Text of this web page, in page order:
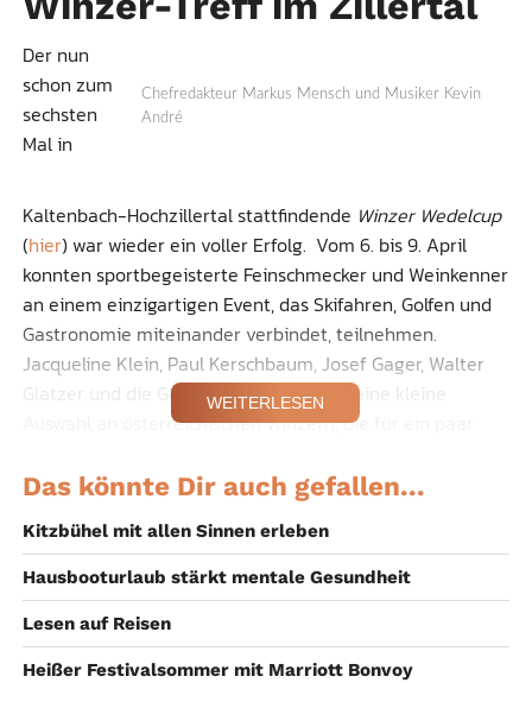
Chefredakteur Markus Mensch und Musiker Kevin
André
Der nun
schon zum
sechsten
Mal in
Kaltenbach-Hochzillertal stattfindende Winzer Wedelcup
(hier) war wieder ein voller Erfolg. Vom 6. bis 9. April
konnten sportbegeisterte Feinschmecker und Weinkenner
an einem einzigartigen Event, das Skifahren, Golfen und
Gastronomie miteinander verbindet, teilnehmen.
Jacqueline Klein, Paul Kerschbaum, Josef Gager, Walter
Glatzer und die Gebrüder Polz sind nur eine kleine
Auswahl an österreichischen Winzern, die für ein paar
Golfschläger eingetauscht haben.
Die Genuss-Galades Winzer
Wedelcup 2017 in der
Sportresidenz Zillertal
Die von derSchultz Gruppeorganisierte Veranstaltung
wurde am Donnerstag mit derGenuss-Galain der
WEITERLESEN
Das könnte Dir auch gefallen...
Kitzbühel mit allen Sinnen erleben
Hausbooturlaub stärkt mentale Gesundheit
Lesen auf Reisen
Heißer Festivalsommer mit Marriott Bonvoy